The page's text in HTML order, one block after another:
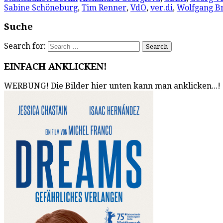
Sabine Schöneburg, Tim Renner, VdO, ver.di, Wolfgang
Suche
Search for:
EINFACH ANKLICKEN!
WERBUNG! Die Bilder hier unten kann man anklicken...!